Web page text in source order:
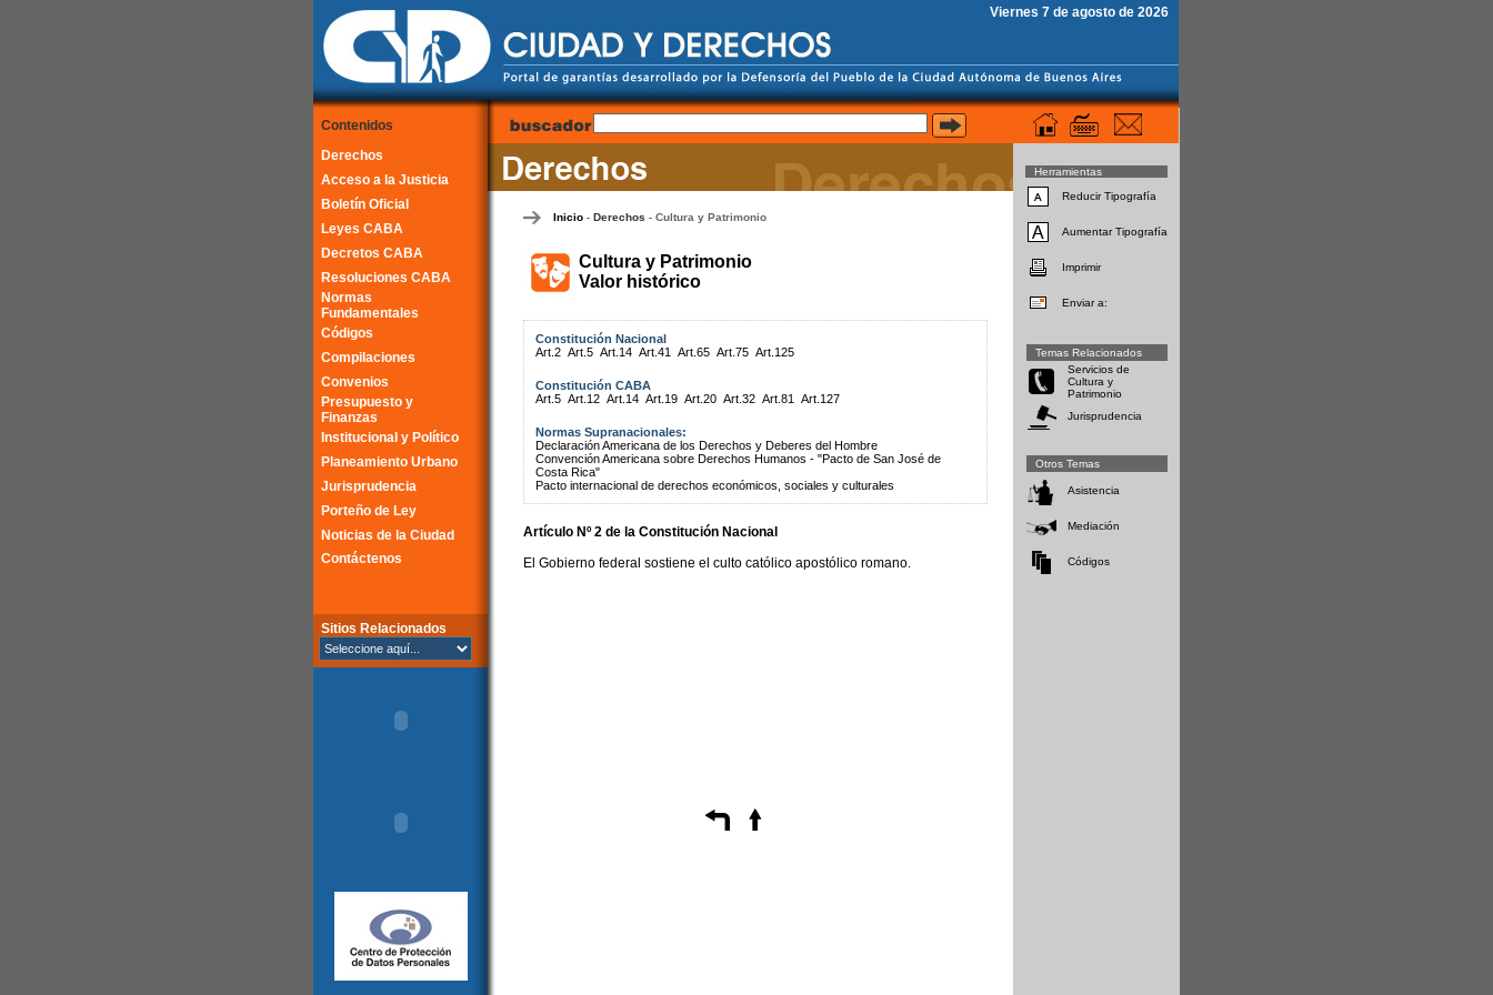
Viernes 7 de agosto de 2026
Contenidos
Derechos
Acceso a la Justicia
Boletín Oficial
Leyes CABA
Decretos CABA
Resoluciones CABA
Normas
Fundamentales
Códigos
Compilaciones
Convenios
Presupuesto y
Finanzas
Institucional y Político
Planeamiento Urbano
Jurisprudencia
Porteño de Ley
Noticias de la Ciudad
Contáctenos
Sitios Relacionados
Herramientas
Reducir Tipografía
Aumentar Tipografía
Imprimir
Enviar a:
Temas Relacionados
Servicios de
Cultura y
Patrimonio
Jurisprudencia
Otros Temas
Asistencia
Mediación
Códigos
Inicio- Derechos - Cultura y Patrimonio
Cultura y Patrimonio
Valor histórico
Constitución Nacional
Art.2 Art.5 Art.14 Art.41 Art.65 Art.75 Art.125
Constitución CABA
Art.5 Art.12 Art.14 Art.19 Art.20 Art.32 Art.81 Art.127
Normas Supranacionales:
Declaración Americana de los Derechos y Deberes del Hombre
Convención Americana sobre Derechos Humanos - "Pacto de San José de
Costa Rica"
Pacto internacional de derechos económicos, sociales y culturales
Artículo Nº 2 de la Constitución Nacional
El Gobierno federal sostiene el culto católico apostólico romano.